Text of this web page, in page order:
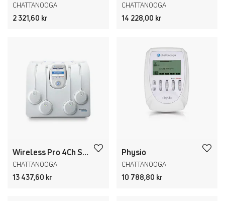
CHATTANOOGA
2 321,60 kr
CHATTANOOGA
14 228,00 kr
Wireless Pro 4Ch Standard
CHATTANOOGA
13 437,60 kr
Physio
CHATTANOOGA
10 788,80 kr